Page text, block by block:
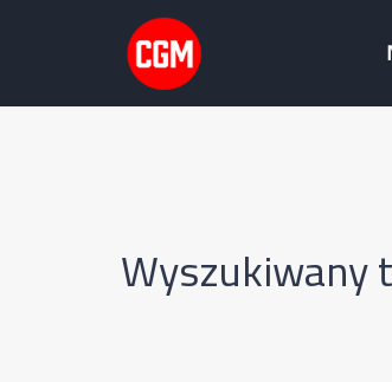
Wyszukiwany